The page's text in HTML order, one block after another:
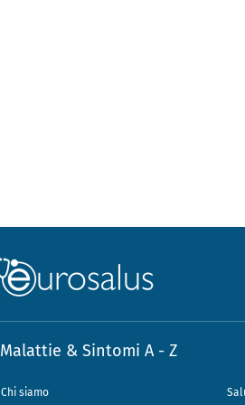
Malattie & Sintomi A - Z
Chi siamo